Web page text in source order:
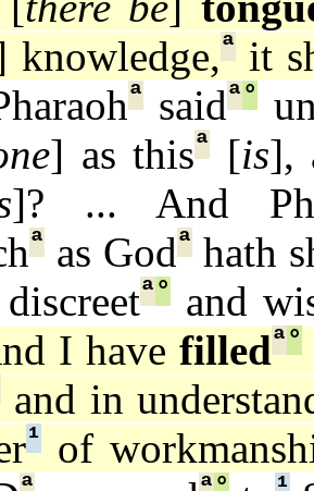
knowledge,ª it
ªsaidª°
] as thisª [is],
]? ... And
ª as Godªhath
ª°and
I havefilledª°
and in
¹of